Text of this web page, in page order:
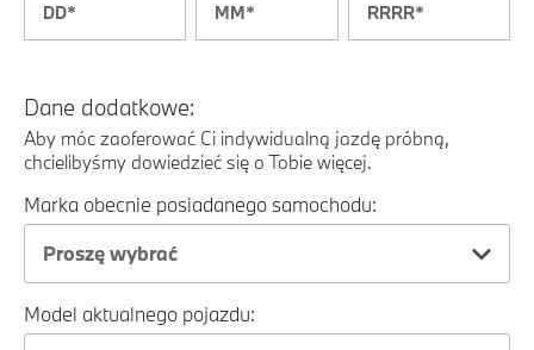
Dane dodatkowe:
Aby móc zaoferować Ci indywidualną jazdę próbną,
chcielibyśmy dowiedzieć się o Tobie więcej.
Marka obecnie posiadanego samochodu:
Proszę wybrać
Model aktualnego pojazdu: